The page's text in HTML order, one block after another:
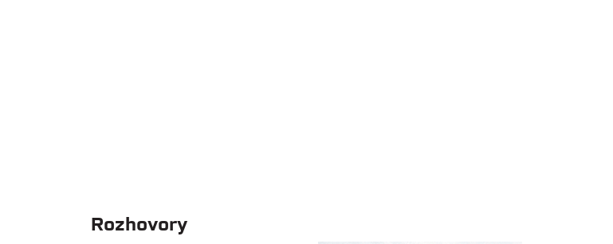
Rozhovory